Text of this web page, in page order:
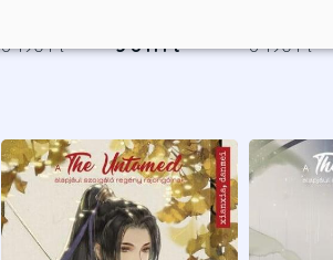
6 490 Ft 5 841 Ft 6 490 Ft